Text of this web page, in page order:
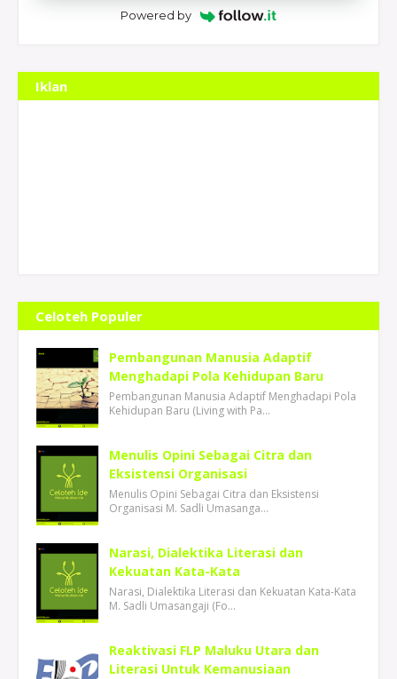
Powered by
Iklan
Celoteh Populer
Pembangunan Manusia Adaptif
Menghadapi Pola Kehidupan Baru
Pembangunan Manusia Adaptif Menghadapi Pola
Kehidupan Baru (Living with Pa…
Menulis Opini Sebagai Citra dan
Eksistensi Organisasi
Menulis Opini Sebagai Citra dan Eksistensi
Organisasi M. Sadli Umasanga…
Narasi, Dialektika Literasi dan
Kekuatan Kata-Kata
Narasi, Dialektika Literasi dan Kekuatan Kata-Kata
M. Sadli Umasangaji (Fo…
Reaktivasi FLP Maluku Utara dan
Literasi Untuk Kemanusiaan